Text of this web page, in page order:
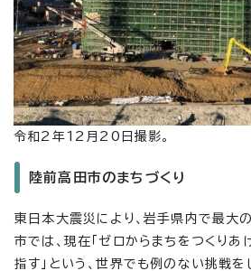
令和2年12月20日撮影。
陸前高田市のまちづくり
東日本大震災により、岩手県内で最大
市では、現在「ゼロからまちをつくりあ
指す」という、世界でも例のない挑戦を